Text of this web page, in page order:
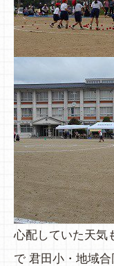
心配していた天気
で 君田小・地域